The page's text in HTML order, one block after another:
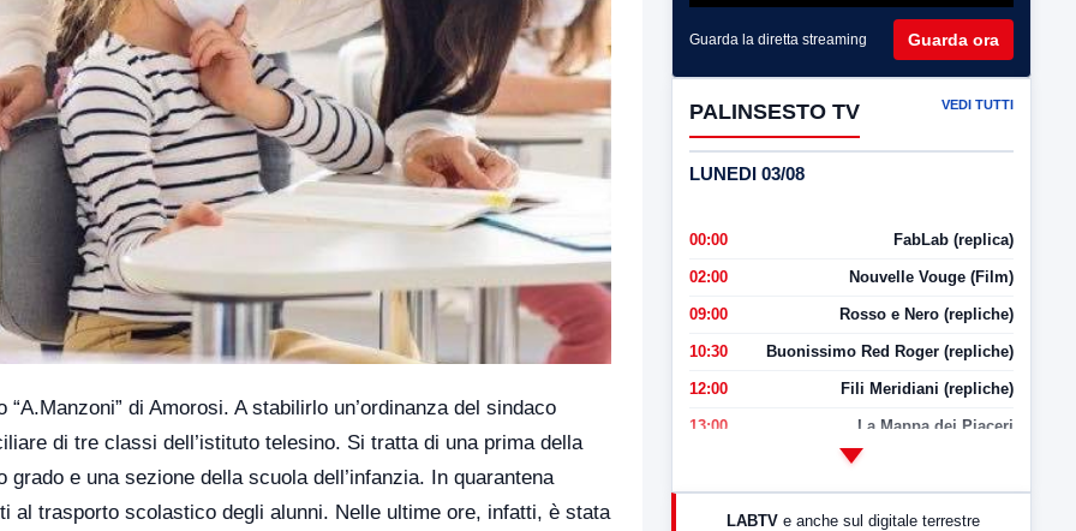
di Amorosi. A stabilirlo un’ordinanza del sindaco
di tre classi dell’istituto telesino. Si tratta di una prima della
e una sezione della scuola dell’infanzia. In quarantena
al trasporto scolastico degli alunni. Nelle ultime ore, infatti, è stata
Guarda la diretta streaming Guarda ora
PALINSESTO TV VEDI TUTTI
LUNEDI 03/08
00:00 FabLab (replica)
02:00 Nouvelle Vouge (Film)
09:00 Rosso e Nero (repliche)
10:30 Buonissimo Red Roger (repliche)
12:00 Fili Meridiani (repliche)
13:00 La Mappa dei Piaceri
LABTV e anche sul digitale terrestre